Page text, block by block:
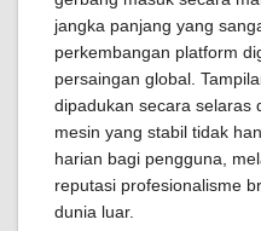
jangka panjang yang
perkembangan platform
persaingan global.
dipadukan secara selaras
mesin yang stabil tidak
harian bagi pengguna,
reputasi profesionalisme
dunia luar.